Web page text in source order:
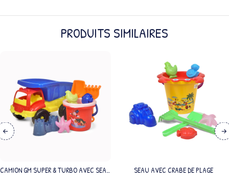
PRODUITS SIMILAIRES
CAMION GM SUPER & TURBO AVEC SEAU
SEAU AVEC CRABE DE PLAGE